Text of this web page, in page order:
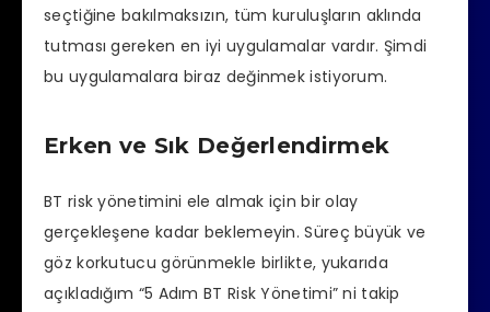
seçtiğine bakılmaksızın, tüm kuruluşların aklında
tutması gereken en iyi uygulamalar vardır. Şimdi
bu uygulamalara biraz değinmek istiyorum.
Erken ve Sık Değerlendirmek
BT risk yönetimini ele almak için bir olay
gerçekleşene kadar beklemeyin. Süreç büyük ve
göz korkutucu görünmekle birlikte, yukarıda
açıkladığım “5 Adım BT Risk Yönetimi” ni takip